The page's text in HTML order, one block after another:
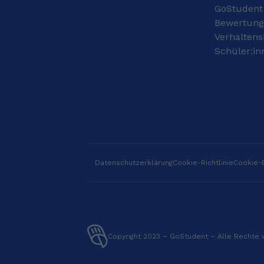
GoStudent
DatenschutzerklärungCookie-RichtlinieCookie-
Copyright 2023 – GoStudent – Alle Rechte